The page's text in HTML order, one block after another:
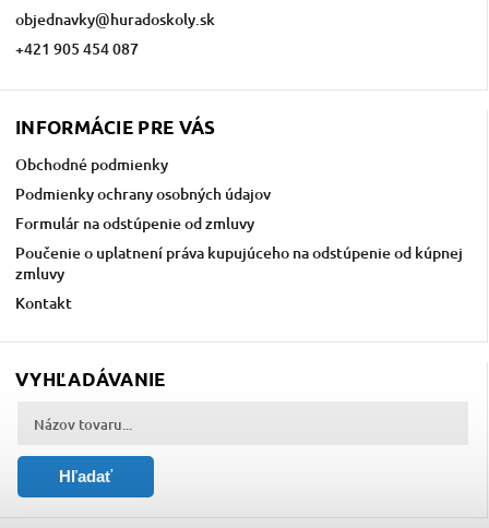
objednavky@huradoskoly.sk
+421 905 454 087
INFORMÁCIE PRE VÁS
Obchodné podmienky
Podmienky ochrany osobných údajov
Formulár na odstúpenie od zmluvy
Poučenie o uplatnení práva kupujúceho na odstúpenie od kúpnej
zmluvy
Kontakt
VYHĽADÁVANIE
Hľadať